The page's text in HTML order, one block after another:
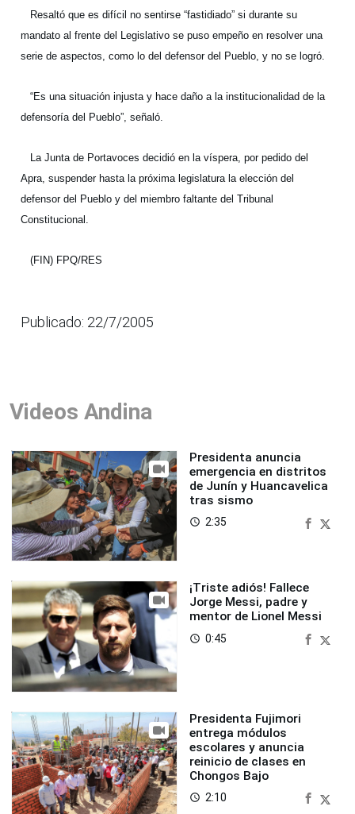
Resaltó que es difícil no sentirse “fastidiado” si durante su
mandato al frente del Legislativo se puso empeño en resolver una
serie de aspectos, como lo del defensor del Pueblo, y no se logró.
“Es una situación injusta y hace daño a la institucionalidad de la
defensoría del Pueblo”, señaló.
La Junta de Portavoces decidió en la víspera, por pedido del
Apra, suspender hasta la próxima legislatura la elección del
defensor del Pueblo y del miembro faltante del Tribunal
Constitucional.
(FIN) FPQ/RES
Publicado: 22/7/2005
Videos Andina
Presidenta anuncia
emergencia en distritos
de Junín y Huancavelica
tras sismo
access_time 2:35
¡Triste adiós! Fallece
Jorge Messi, padre y
mentor de Lionel Messi
access_time 0:45
Presidenta Fujimori
entrega módulos
escolares y anuncia
reinicio de clases en
Chongos Bajo
access_time 2:10